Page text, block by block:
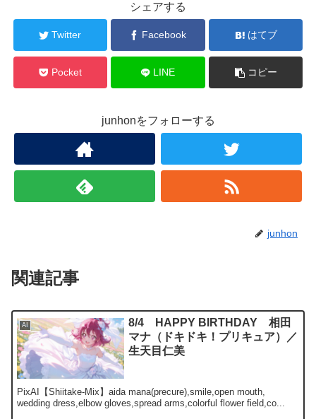
シェアする
Twitter Facebook はてブ
Pocket LINE コピー
junhonをフォローする
junhon
関連記事
AI
8/4 HAPPY BIRTHDAY 相田
マナ（ドキドキ！プリキュア）／
生天目仁美
PixAI【Shiitake-Mix】aida mana(precure),smile,open mouth,
wedding dress,elbow gloves,spread arms,colorful flower field,co...